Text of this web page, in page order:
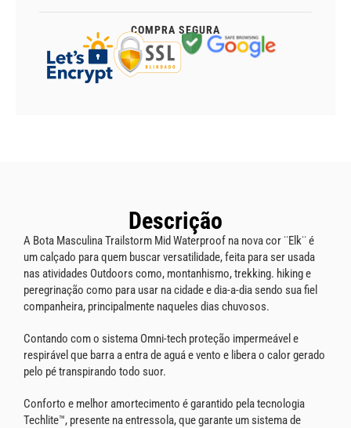
COMPRA SEGURA
Descrição
A Bota Masculina Trailstorm Mid Waterproof na nova cor ¨Elk¨ é
um calçado para quem buscar versatilidade, feita para ser usada
nas atividades Outdoors como, montanhismo, trekking. hiking e
peregrinação como para usar na cidade e dia-a-dia sendo sua fiel
companheira, principalmente naqueles dias chuvosos.
Contando com o sistema Omni-tech proteção impermeável e
respirável que barra a entra de aguá e vento e libera o calor gerado
pelo pé transpirando todo suor.
Conforto e melhor amortecimento é garantido pela tecnologia
Techlite™, presente na entressola, que garante um sistema de